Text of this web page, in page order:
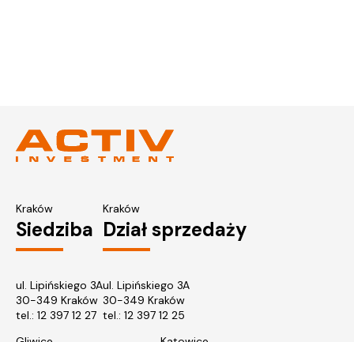
Kraków
Siedziba
ul. Lipińskiego 3A
30-349 Kraków
tel.: 12 397 12 27
Kraków
Dział sprzedaży
ul. Lipińskiego 3A
30-349 Kraków
tel.: 12 397 12 25